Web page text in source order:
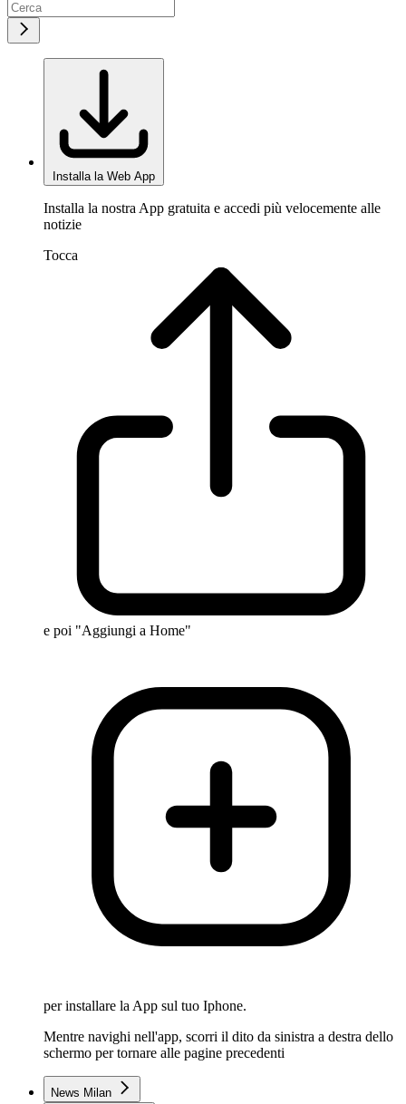
Installa la Web App
Installa la nostra App gratuita e accedi più velocemente alle
notizie
Tocca
e poi "Aggiungi a Home"
per installare la App sul tuo Iphone.
Mentre navighi nell'app, scorri il dito da sinistra a destra dello
schermo per tornare alle pagine precedenti
News Milan